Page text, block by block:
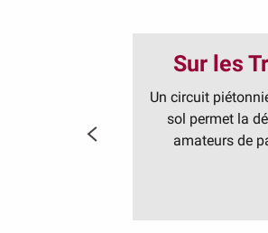
Sur les
Un circuit
sol permet la
amateurs de